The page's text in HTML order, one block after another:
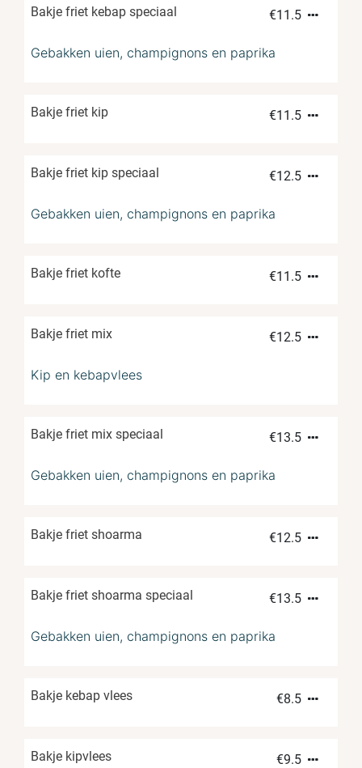
Bakje friet kebap speciaal €11.5
Gebakken uien, champignons en paprika
Bakje friet kip €11.5
Bakje friet kip speciaal €12.5
Gebakken uien, champignons en paprika
Bakje friet kofte €11.5
Bakje friet mix €12.5
Kip en kebapvlees
Bakje friet mix speciaal €13.5
Gebakken uien, champignons en paprika
Bakje friet shoarma €12.5
Bakje friet shoarma speciaal €13.5
Gebakken uien, champignons en paprika
Bakje kebap vlees €8.5
Bakje kipvlees €9.5